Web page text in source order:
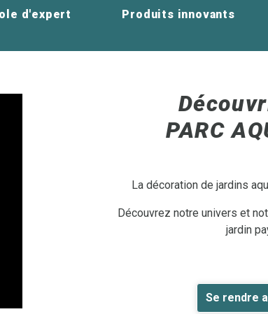
d'expert Produits innovants
PARC
La décoration de jardins
Découvrez notre univers et
jardin
Se rendre